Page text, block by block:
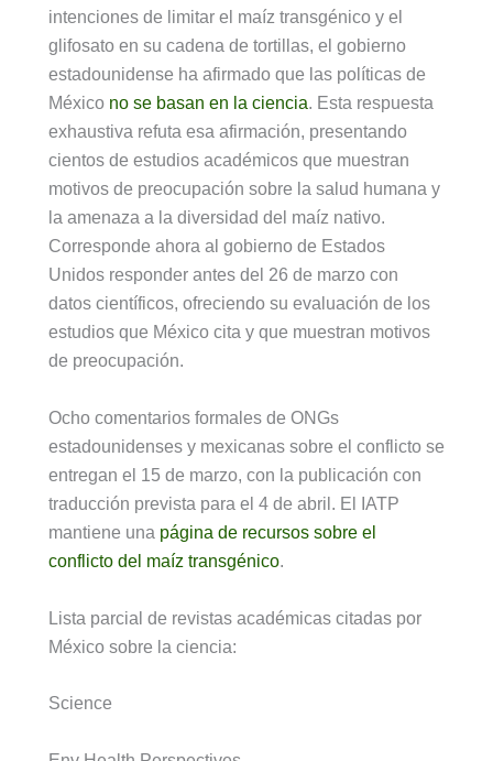
intenciones de limitar el maíz transgénico y el
glifosato en su cadena de tortillas, el gobierno
estadounidense ha afirmado que las políticas de
México no se basan en la ciencia. Esta respuesta
exhaustiva refuta esa afirmación, presentando
cientos de estudios académicos que muestran
motivos de preocupación sobre la salud humana y
la amenaza a la diversidad del maíz nativo.
Corresponde ahora al gobierno de Estados
Unidos responder antes del 26 de marzo con
datos científicos, ofreciendo su evaluación de los
estudios que México cita y que muestran motivos
de preocupación.
Ocho comentarios formales de ONGs
estadounidenses y mexicanas sobre el conflicto se
entregan el 15 de marzo, con la publicación con
traducción prevista para el 4 de abril. El IATP
mantiene una página de recursos sobre el
conflicto del maíz transgénico.
Lista parcial de revistas académicas citadas por
México sobre la ciencia:
Science